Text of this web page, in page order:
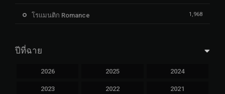
โรแมนติก Romance 1,968
ปีที่ฉาย
2026 2025 2024
2023 2022 2021